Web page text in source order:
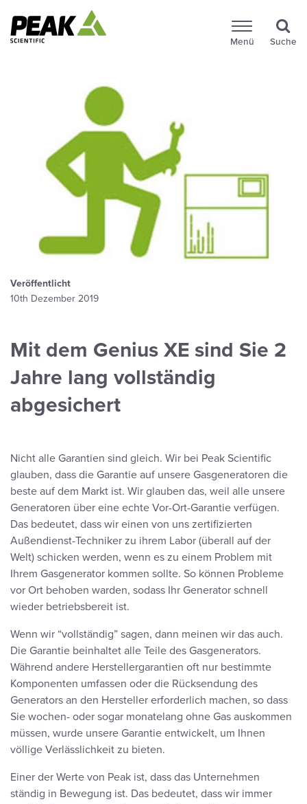
Menü Suche
Veröffentlicht
10th Dezember 2019
Mit dem Genius XE sind Sie 2
Jahre lang vollständig
abgesichert
Nicht alle Garantien sind gleich. Wir bei Peak Scientific
glauben, dass die Garantie auf unsere Gasgeneratoren die
beste auf dem Markt ist. Wir glauben das, weil alle unsere
Generatoren über eine echte Vor-Ort-Garantie verfügen.
Das bedeutet, dass wir einen von uns zertifizierten
Außendienst-Techniker zu ihrem Labor (überall auf der
Welt) schicken werden, wenn es zu einem Problem mit
Ihrem Gasgenerator kommen sollte. So können Probleme
vor Ort behoben warden, sodass Ihr Generator schnell
wieder betriebsbereit ist.
Wenn wir “vollständig” sagen, dann meinen wir das auch.
Die Garantie beinhaltet alle Teile des Gasgenerators.
Während andere Herstellergarantien oft nur bestimmte
Komponenten umfassen oder die Rücksendung des
Generators an den Hersteller erforderlich machen, so dass
Sie wochen- oder sogar monatelang ohne Gas auskommen
müssen, wurde unsere Garantie entwickelt, um Ihnen
völlige Verlässlichkeit zu bieten.
Einer der Werte von Peak ist, dass das Unternehmen
ständig in Bewegung ist. Das bedeutet, dass wir immer